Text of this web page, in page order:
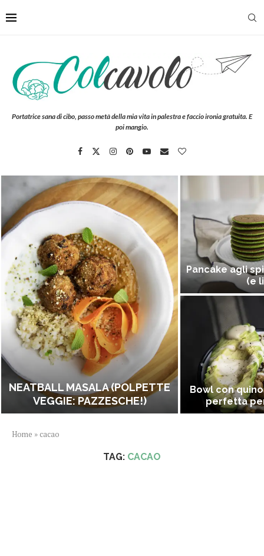
Portatrice sana di cibo, passo metà della mia vita in palestra e faccio ironia gratuita. E
poi mangio.
NEATBALL MASALA (POLPETTE
VEGGIE: PAZZESCHE!)
Pancake agli
(e
Bowl con
perfetta
Home » cacao
TAG: CACAO